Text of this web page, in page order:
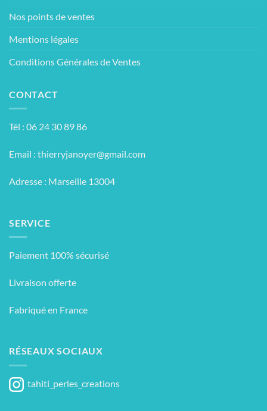
Nos points de ventes
Mentions légales
Conditions Générales de Ventes
CONTACT
Tél : 06 24 30 89 86
Email : thierryjanoyer@gmail.com
Adresse : Marseille 13004
SERVICE
Paiement 100% sécurisé
Livraison offerte
Fabriqué en France
RÉSEAUX SOCIAUX
tahiti_perles_creations